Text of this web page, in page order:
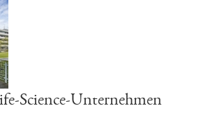
Science-Unternehmen